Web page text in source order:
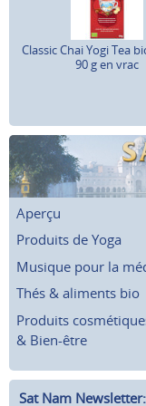
Classic Chai Yogi Tea
90 g en vrac
Aperçu
Produits de Yoga
Musique pour la
Thés & aliments bio
Produits
& Bien-être
Sat Nam